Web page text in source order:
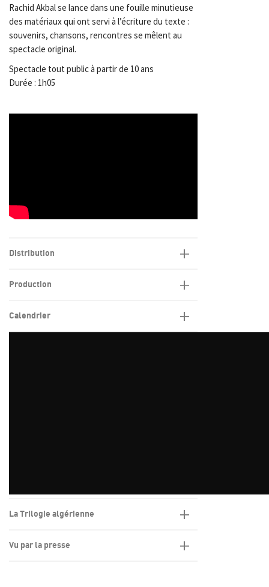
Rachid Akbal se lance dans une fouille minutieuse
des matériaux qui ont servi à l’écriture du texte :
souvenirs, chansons, rencontres se mêlent au
spectacle original.
Spectacle tout public à partir de 10 ans
Durée : 1h05
Distribution
Production
Calendrier
La Trilogie algérienne
Vu par la presse